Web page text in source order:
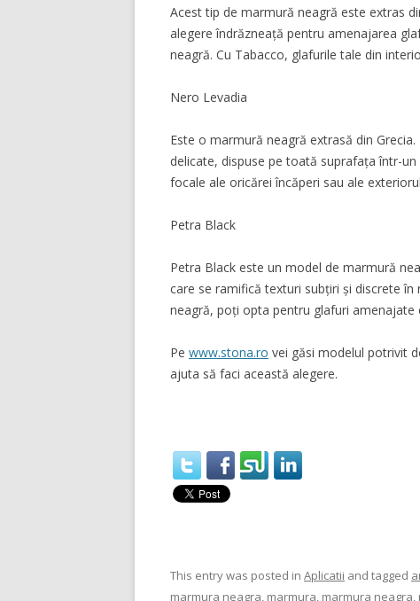
Acest tip de marmură neagră este extras
alegere îndrăzneață pentru amenajarea
neagră. Cu Tabacco, glafurile tale din
Nero Levadia
Este o marmură neagră extrasă din
delicate, dispuse pe toată suprafața într-
focale ale oricărei încăperi sau ale
Petra Black
Petra Black este un model de marmură
care se ramifică texturi subțiri și discrete
neagră, poți opta pentru glafuri amenajate
Pe www.stona.ro vei găsi modelul potrivit
ajuta să faci această alegere.
This entry was posted in Aplicatii and tagged
marmura neagra, marmura, marmura neagra,